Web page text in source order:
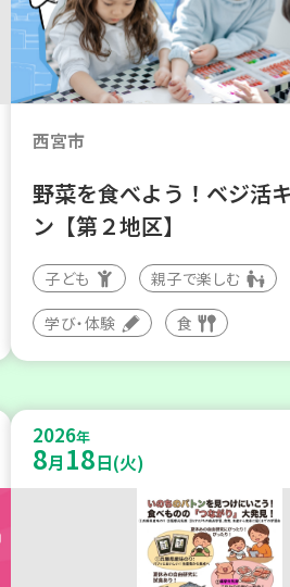
西宮市
野菜を食べよう！ベジ活
ン【第２地区】
子ども 親子で楽しむ
学び・体験 食
2026年
8月 18日(火)